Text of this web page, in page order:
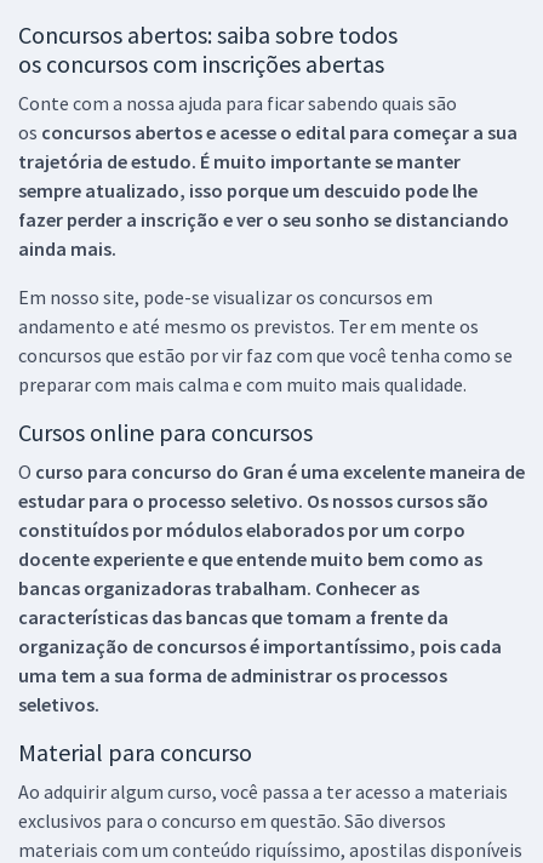
Concursos abertos: saiba sobre todos
os concursos com inscrições abertas
Conte com a nossa ajuda para ficar sabendo quais são
os concursos abertos e acesse o edital para começar a sua
trajetória de estudo. É muito importante se manter
sempre atualizado, isso porque um descuido pode lhe
fazer perder a inscrição e ver o seu sonho se distanciando
ainda mais.
Em nosso site, pode-se visualizar os concursos em
andamento e até mesmo os previstos. Ter em mente os
concursos que estão por vir faz com que você tenha como se
preparar com mais calma e com muito mais qualidade.
Cursos online para concursos
O curso para concurso do Gran é uma excelente maneira de
estudar para o processo seletivo. Os nossos cursos são
constituídos por módulos elaborados por um corpo
docente experiente e que entende muito bem como as
bancas organizadoras trabalham. Conhecer as
características das bancas que tomam a frente da
organização de concursos é importantíssimo, pois cada
uma tem a sua forma de administrar os processos
seletivos.
Material para concurso
Ao adquirir algum curso, você passa a ter acesso a materiais
exclusivos para o concurso em questão. São diversos
materiais com um conteúdo riquíssimo, apostilas disponíveis